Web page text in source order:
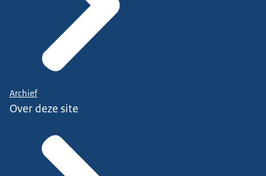
Archief
Over deze site